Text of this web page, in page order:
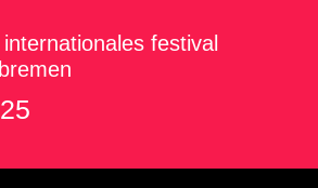
festival